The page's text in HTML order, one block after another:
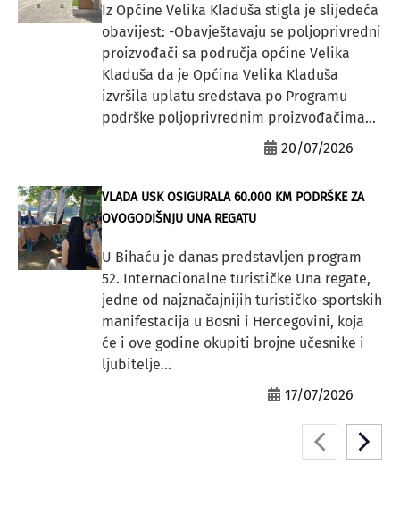
Iz Općine Velika Kladuša stigla je slijedeća
obavijest: -Obavještavaju se poljoprivredni
proizvođači sa područja općine Velika
Kladuša da je Općina Velika Kladuša
izvršila uplatu sredstava po Programu
podrške poljoprivrednim proizvođačima...
20/07/2026
VLADA USK OSIGURALA 60.000 KM PODRŠKE ZA
OVOGODIŠNJU UNA REGATU
U Bihaću je danas predstavljen program
52. Internacionalne turističke Una regate,
jedne od najznačajnijih turističko-sportskih
manifestacija u Bosni i Hercegovini, koja
će i ove godine okupiti brojne učesnike i
ljubitelje...
17/07/2026